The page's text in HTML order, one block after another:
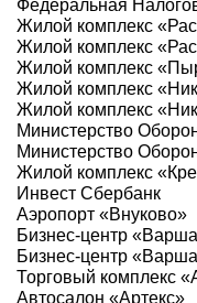
Федеральная
Жилой комплекс
Жилой комплекс
Жилой комплекс
Жилой комплекс
Жилой комплекс
Министерство
Министерство
Жилой комплекс
Инвест Сбербанк
Аэропорт «Внуково»
Бизнес-центр
Бизнес-центр
Торговый комплекс
Автосалон «Артекс»